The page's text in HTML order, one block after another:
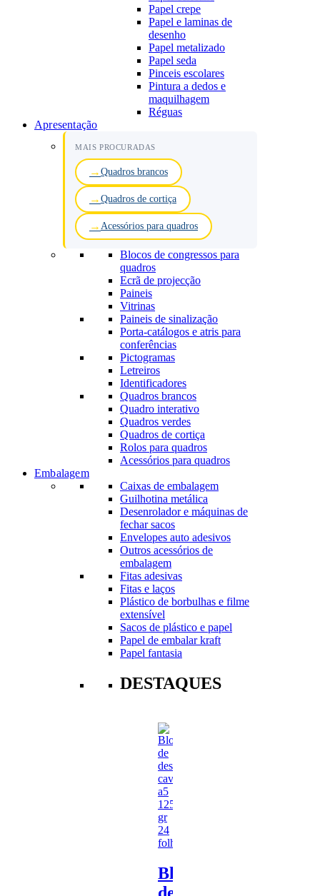
Papel crepe
Papel e laminas de
desenho
Papel metalizado
Papel seda
Pinceis escolares
Pintura a dedos e
maquilhagem
Réguas
Apresentação
MAIS PROCURADAS
Quadros brancos
Quadros de cortiça
Acessórios para quadros
Blocos de congressos para
quadros
Ecrã de projecção
Paineis
Vitrinas
Paineis de sinalização
Porta-catálogos e atris para
conferências
Pictogramas
Letreiros
Identificadores
Quadros brancos
Quadro interativo
Quadros verdes
Quadros de cortiça
Rolos para quadros
Acessórios para quadros
Embalagem
Caixas de embalagem
Guilhotina metálica
Desenrolador e máquinas de
fechar sacos
Envelopes auto adesivos
Outros acessórios de
embalagem
Fitas adesivas
Fitas e laços
Plástico de borbulhas e filme
extensível
Sacos de plástico e papel
Papel de embalar kraft
Papel fantasia
DESTAQUES
Bloco
de